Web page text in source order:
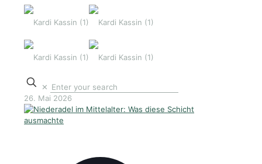
✕
26. Mai 2026